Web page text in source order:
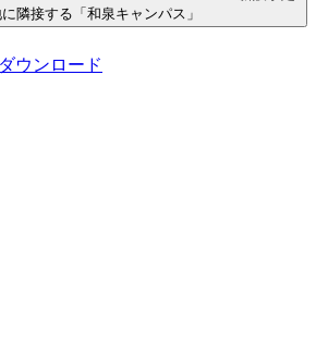
隣接する「和泉キャンパス」
ウンロード